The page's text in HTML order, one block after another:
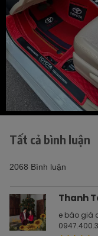
Tất cả bình luận
2068 Bình luận
Thanh
e báo giá